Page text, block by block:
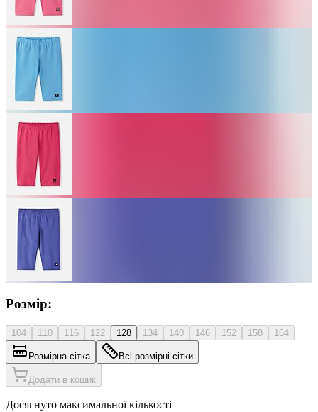
Розмір:
104 110 116 122 128 134 140 146 152 158 164
Розмірна сітка Всі розмірні сітки
Додати в кошик
Досягнуто максимальної кількості